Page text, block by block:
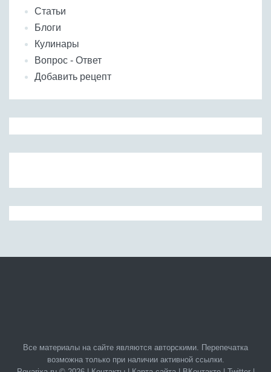
Статьи
Блоги
Кулинары
Вопрос - Ответ
Добавить рецепт
Все материалы на сайте являются авторскими. Перепечатка
возможна только при наличии активной ссылки.